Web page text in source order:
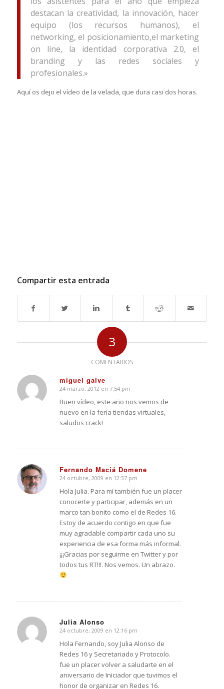
destacan la creatividad, la innovación, hacer
equipo (los recursos humanos), el
networking, el posicionamiento,el marketing
on line, la identidad corporativa 2.0, el
branding y las redes sociales y
profesionales.»
Aquí os dejo el vídeo de la velada, que dura casi dos horas.
Compartir esta entrada
3
COMENTARIOS
miguel galve
Dice:
24 marzo, 2012 en 7:54 pm
Buen vídeo, este año nos vemos de
nuevo en la feria tiendas virtuales,
saludos crack!
Fernando Maciá Domene
Dice:
24 octubre, 2009 en 12:37 pm
Hola Julia. Para mí también fue un placer
conocerte y participar, además en un
marco tan bonito como el de Redes 16.
Estoy de acuerdo contigo en que fue
muy agradable compartir cada uno su
experiencia de esa forma más informal.
¡¡¡Gracias por seguirme en Twitter y por
todos tus RT!!!. Nos vemos. Un abrazo.
Julia Alonso
Dice:
24 octubre, 2009 en 12:16 pm
Hola Fernando, soy Julia Alonso de
Redes 16 y Secretariado y Protocolo.
fue un placer volver a saludarte en el
aniversario de Iniciador que tuvimos el
honor de organizar en Redes 16.